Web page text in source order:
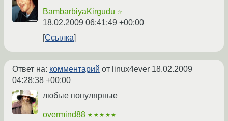
BambarbiyaKirgudu ☆
18.02.2009 06:41:49 +00:00
Ссылка
Ответ на: комментарий от linux4ever 18.02.2009
04:28:38 +00:00
любые популярные
overmind88 ★★★★★